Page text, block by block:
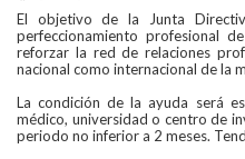
El objetivo de la Junta
perfeccionamiento profesional
reforzar la red de relaciones
nacional como internacional de la
La condición de la ayuda será
médico, universidad o centro de
periodo no inferior a 2 meses.